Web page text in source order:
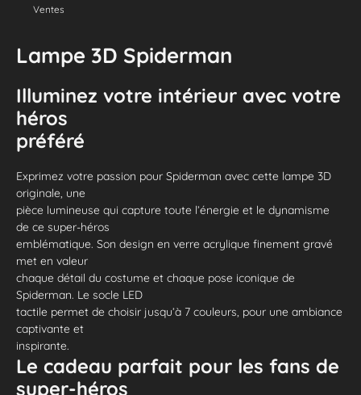
Ventes
Lampe 3D Spiderman
Illuminez votre intérieur avec votre
héros
préféré
Exprimez votre passion pour Spiderman avec cette lampe 3D
originale, une
pièce lumineuse qui capture toute l’énergie et le dynamisme
de ce super-héros
emblématique. Son design en verre acrylique finement gravé
met en valeur
chaque détail du costume et chaque pose iconique de
Spiderman. Le socle LED
tactile permet de choisir jusqu’à 7 couleurs, pour une ambiance
captivante et
inspirante.
Le cadeau parfait pour les fans de
super-héros